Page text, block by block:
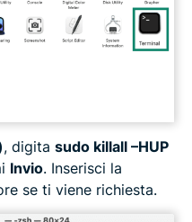
, digita sudo killall –HUP
Invio. Inserisci la
se ti viene richiesta.